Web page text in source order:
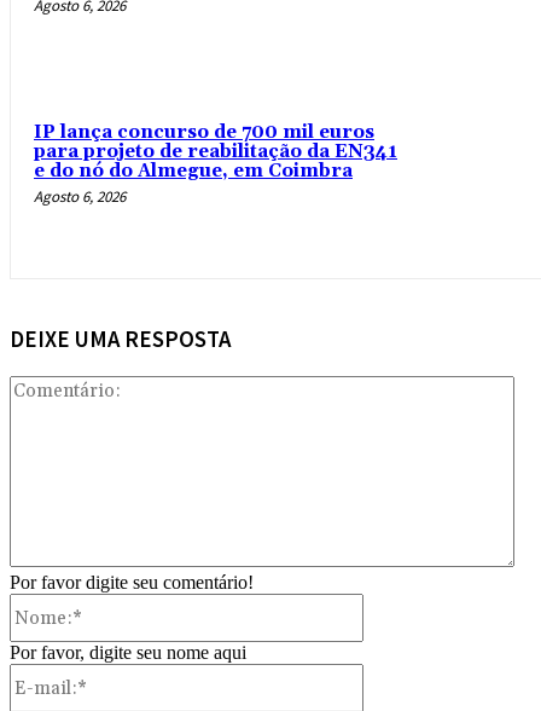
Agosto 6, 2026
IP lança concurso de 700 mil euros
para projeto de reabilitação da EN341
e do nó do Almegue, em Coimbra
Agosto 6, 2026
DEIXE UMA RESPOSTA
Por favor digite seu comentário!
Por favor, digite seu nome aqui